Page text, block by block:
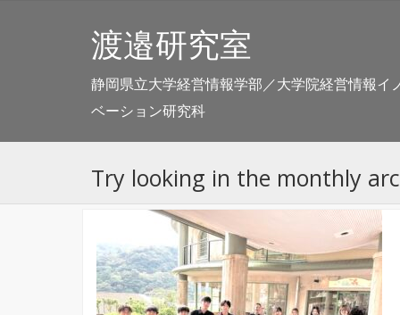
渡邉研究室
静岡県立大学経営情報学部／大学院経営情報イ
ベーション研究科
Try looking in the monthly